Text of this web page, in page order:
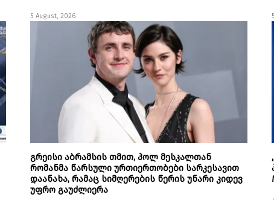
5 August, 2026
გრეისი აბრამსის თმით, პოლ მესკალთან
რომანმა წარსული ურთიერთობები სარკესავით
დაანახა, რამაც სიმღერების წერის უნარი კიდევ
უფრო გაუძლიერა